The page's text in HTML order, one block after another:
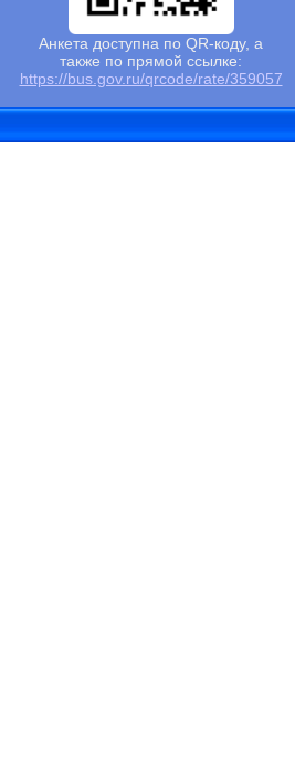
Анкета доступна по QR-коду, а
также по прямой ссылке:
https://bus.gov.ru/qrcode/rate/359057